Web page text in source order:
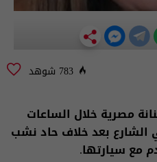
783 شوهد
مصرية خلال الساعات
الشارع بعد خلاف حاد نشب
مع سيارتها.